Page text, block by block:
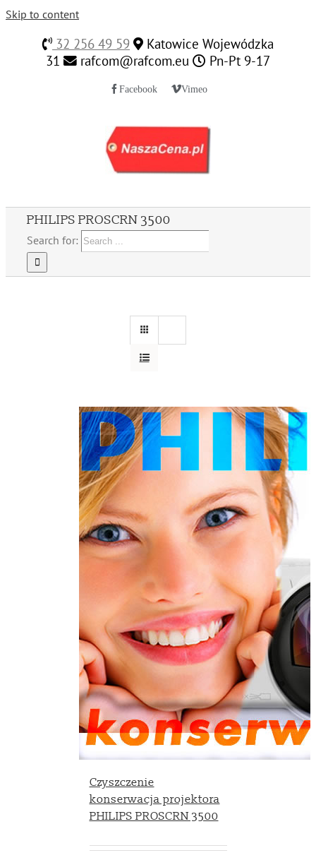
Skip to content
32 256 49 59
Katowice Wojewódzka
31
rafcom@rafcom.eu Pn-Pt 9-17
Facebook Vimeo
PHILIPS PROSCRN 3500
Search for:
Czyszczenie
konserwacja projektora
PHILIPS PROSCRN 3500